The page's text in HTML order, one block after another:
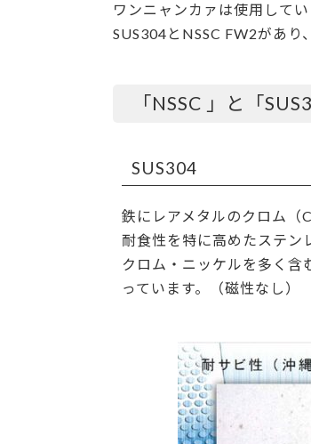
ワンニャンカァは使用して
SUS304とNSSC FW2があり、
「NSSC 」と「
SUS304
鉄にレアメタルのクロム（
耐食性を特に高めたステン
クロム・ニッケルを多く含
っています。（磁性なし）